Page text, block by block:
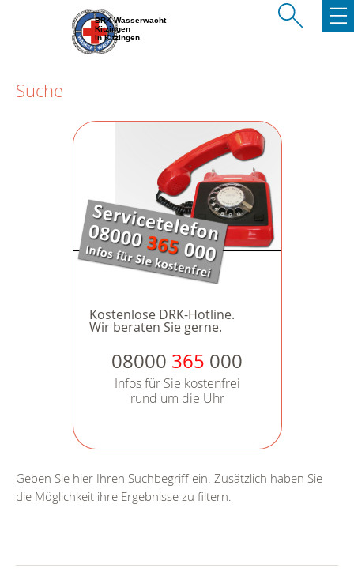
BRK-Wasserwacht
Kitzingen
in Kitzingen
Suche
Kostenlose DRK-Hotline.
Wir beraten Sie gerne.
08000 365 000
Infos für Sie kostenfrei
rund um die Uhr
Geben Sie hier Ihren Suchbegriff ein. Zusätzlich haben Sie
die Möglichkeit ihre Ergebnisse zu filtern.